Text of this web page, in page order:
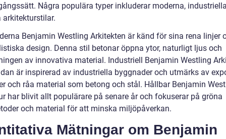
Några populära typer inkluderar moderna,
arkitekturstilar.
Benjamin Westling Arkitekten är känd för sina rena linjer
design. Denna stil betonar öppna ytor, naturligt ljus och
av innovativa material. Industriell Benjamin Westling
är inspirerad av industriella byggnader och utmärks av
och råa material som betong och stål. Hållbar Benjamin
har blivit allt populärare på senare år och fokuserar på gröna
och material för att minska miljöpåverkan.
Mätningar om Benjamin